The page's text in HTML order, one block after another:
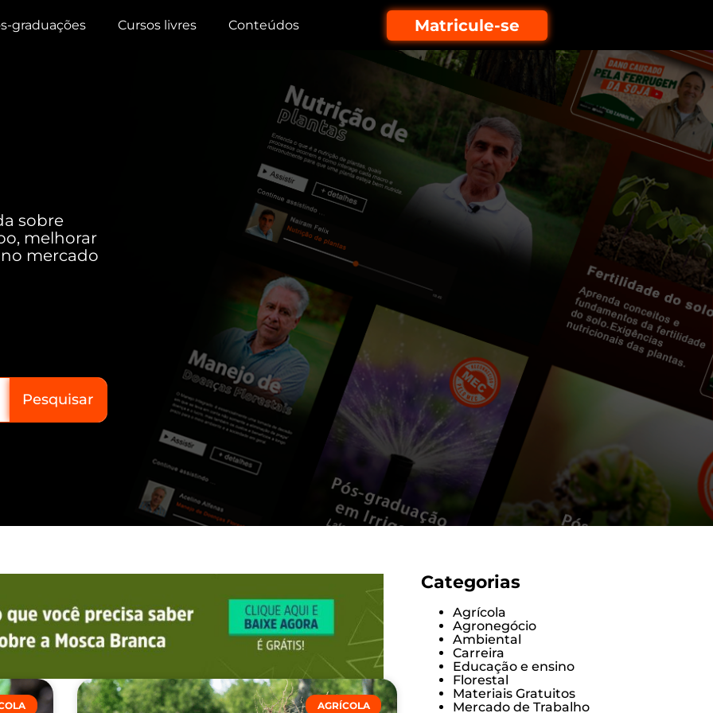
graduações Cursos livres Conteúdos Matricule-se
sobre
melhorar
mercado
Pesquisar
AGRÍCOLA
Categorias
Agrícola
Agronegócio
Ambiental
Carreira
Educação e ensino
Florestal
Materiais Gratuitos
Mercado de Trabalho